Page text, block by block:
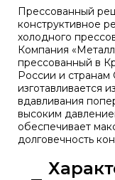
Прессованный
конструктивное
холодного
Компания
прессованный в
России и
изготавливается
вдавливания
высоким
обеспечивает
долговечность